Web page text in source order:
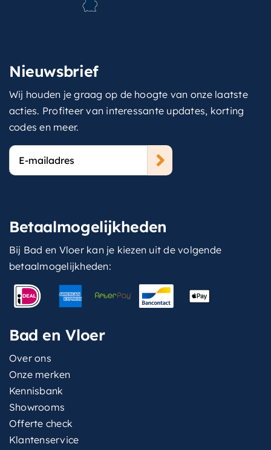
Nieuwsbrief
Wij houden je graag op de hoogte van onze laatste
acties. Profiteer van interessante updates, korting
codes en meer.
E-
mailadres
Betaalmogelijkheden
Bij Bad en Vloer kan je kiezen uit de volgende
betaalmogelijkheden:
Bad en Vloer
Over ons
Onze merken
Kennisbank
Showrooms
Offerte check
Klantenservice